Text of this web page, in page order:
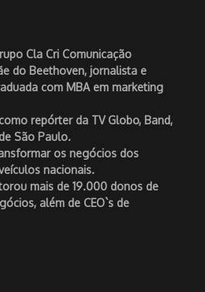
Cla Cri Comunicação
do Beethoven, jornalista e
com MBA em marketing
repórter da TV Globo, Band,
São Paulo.
os negócios dos
nacionais.
mais de 19.000 donos de
além de CEO`s de